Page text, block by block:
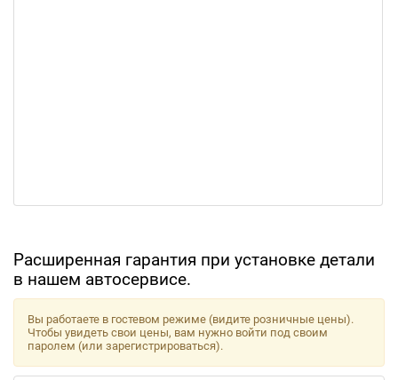
Расширенная гарантия при установке детали
в нашем автосервисе.
Вы работаете в гостевом режиме (видите розничные цены).
Чтобы увидеть свои цены, вам нужно войти под своим
паролем (или зарегистрироваться).